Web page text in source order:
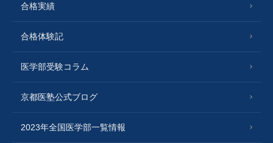
合格実績
合格体験記
医学部受験コラム
京都医塾公式ブログ
2023年全国医学部一覧情報